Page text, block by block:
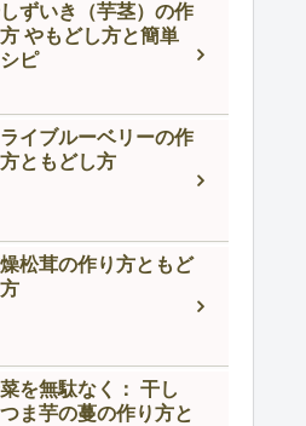
ずいき（芋茎）の作
やもどし方と簡単
ピ
ライブルーベリーの作
ともどし方
松茸の作り方ともど
を無駄なく： 干し
ま芋の蔓の作り方と